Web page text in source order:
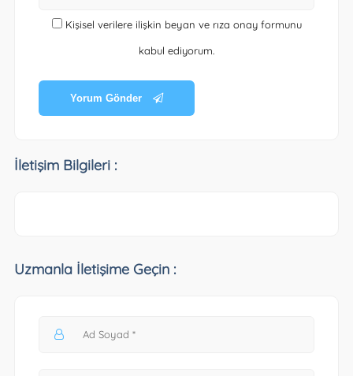
Kişisel verilere ilişkin beyan ve rıza onay formunu
kabul ediyorum.
Yorum Gönder
İletişim Bilgileri :
Uzmanla İletişime Geçin :